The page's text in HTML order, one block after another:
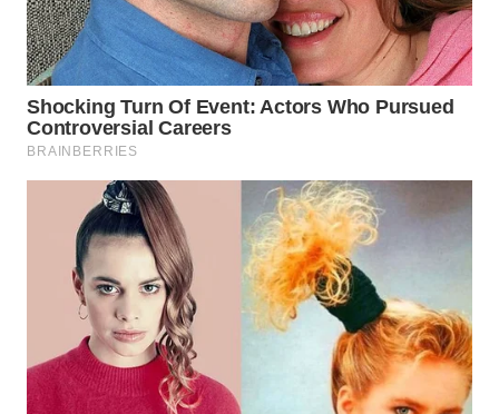
WN
PURWAKARTA
WN
PRIANGAN
TIMUR
WN
SEMARANG
SOLO
WN